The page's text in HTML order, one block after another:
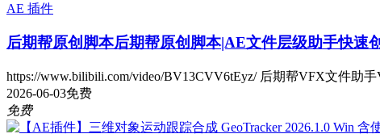
AE 插件
后期帮原创脚本后期帮原创脚本|AE文件层级助手快速
https://www.bilibili.com/video/BV13CVV6tEyz/ 后期帮VFX文件助手
2026-06-03免费
免费